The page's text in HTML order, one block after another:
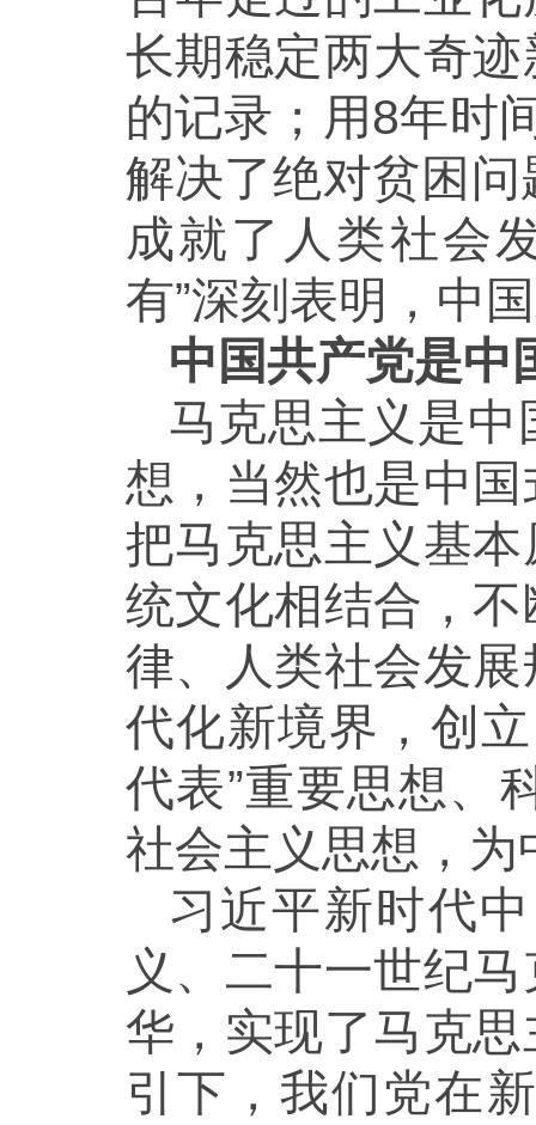
长期稳定两大奇
的记录；用8年时
解决了绝对贫困
成就了人类社会
有”深刻表明，中
中国共产党是中
马克思主义是
想，当然也是中
把马克思主义基
统文化相结合，
律、人类社会发
代化新境界，创
代表”重要思想、
社会主义思想，
习近平新时代
义、二十一世纪
华，实现了马克
引下，我们党在